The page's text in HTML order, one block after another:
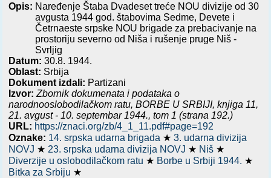
Opis: Naređenje Štaba Dvadeset treće NOU divizije od 30
avgusta 1944 god. štabovima Sedme, Devete i
Četrnaeste srpske NOU brigade za prebacivanje na
prostoriju severno od Niša i rušenje pruge Niš -
Svrljig
Datum:30.8. 1944.
Oblast: Srbija
Dokument izdali: Partizani
Izvor: Zbornik dokumenata i podataka o
narodnooslobodilačkom ratu,BORBE U SRBIJI, knjiga 11,
21. avgust - 10. septembar 1944., tom 1 (strana 192.)
URL: https://znaci.org/zb/4_1_11.pdf#page=192
Oznake: 14. srpska udarna brigada ★3. udarna divizija
NOVJ ★ 23. srpska udarna divizija NOVJ ★ Niš ★
Diverzije u oslobodilačkom ratu ★ Borbe u Srbiji 1944. ★
Bitka za Srbiju ★